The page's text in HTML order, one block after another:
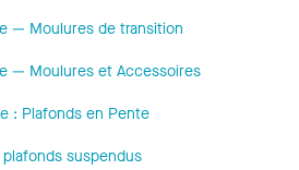
— Moulures de transition
— Moulures et Accessoires
: Plafonds en Pente
suspendus